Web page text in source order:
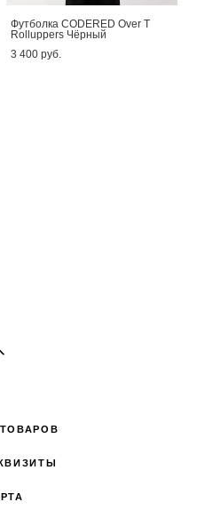
Футболка CODERED Over T
Rolluppers Чёрный
3 400 pуб.